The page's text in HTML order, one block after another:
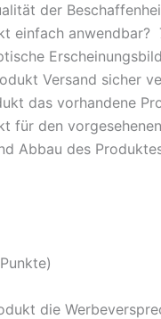
der
einfach anwendbar?
Versand sicher
das vorhandene
für den
Abbau des
die